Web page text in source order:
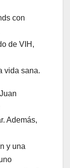
con
de VIH,
vida sana.
Además,
y una